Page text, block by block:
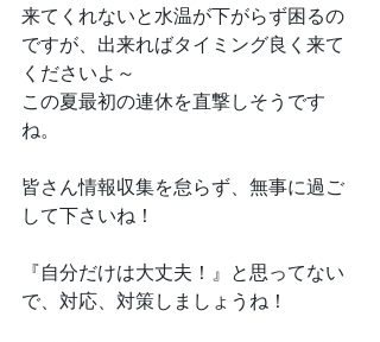
来てくれないと水温が下がらず困るの
ですが、出来ればタイミング良く来て
くださいよ～
この夏最初の連休を直撃しそうです
ね。
皆さん情報収集を怠らず、無事に過ご
して下さいね！
『自分だけは大丈夫！』と思ってない
で、対応、対策しましょうね！